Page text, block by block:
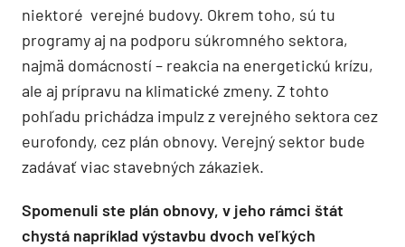
niektoré verejné budovy. Okrem toho, sú tu
programy aj na podporu súkromného sektora,
najmä domácností – reakcia na energetickú krízu,
ale aj prípravu na klimatické zmeny. Z tohto
pohľadu prichádza impulz z verejného sektora cez
eurofondy, cez plán obnovy. Verejný sektor bude
zadávať viac stavebných zákaziek.
Spomenuli ste plán obnovy, v jeho rámci štát
chystá napríklad výstavbu dvoch veľkých